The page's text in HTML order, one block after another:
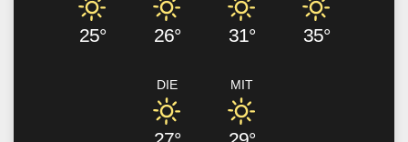
25° 26° 31° 35°
DIE MIT